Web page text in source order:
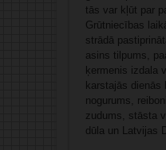
tās var kļūt par
Grūtniecības
strādā
asins tilpums,
ķermenis izdala
karstajās dienās
nogurums,
zudums, stāsta
dūla un Latvijas